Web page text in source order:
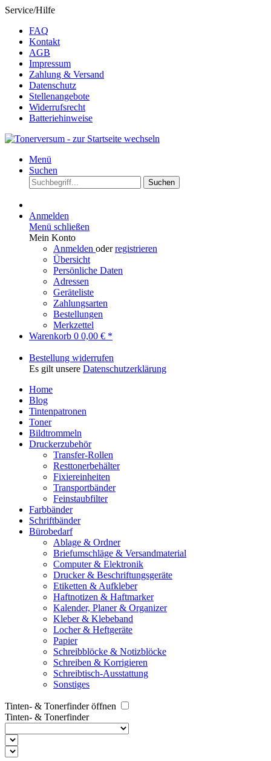
Service/Hilfe
FAQ
Kontakt
AGB
Impressum
Zahlung & Versand
Datenschutz
Stellenangebote
Widerrufsrecht
Batteriehinweise
Menü
Suchen
Suchen
Anmelden
Menü schließen
Mein Konto
Anmelden oderregistrieren
Übersicht
Persönliche Daten
Adressen
Geräteliste
Zahlungsarten
Bestellungen
Merkzettel
Warenkorb 0 0,00 € *
Bestellung widerrufen
Es gilt unsere Datenschutzerklärung
Home
Blog
Tintenpatronen
Toner
Bildtrommeln
Druckerzubehör
Transfer-Rollen
Resttonerbehälter
Fixiereinheiten
Transportbänder
Feinstaubfilter
Farbbänder
Schriftbänder
Bürobedarf
Ablage & Ordner
Briefumschläge & Versandmaterial
Computer & Elektronik
Drucker & Beschriftungsgeräte
Etiketten & Aufkleber
Haftnotizen & Haftmarker
Kalender, Planer & Organizer
Kleber & Klebeband
Locher & Heftgeräte
Papier
Schreibblöcke & Notizblöcke
Schreiben & Korrigieren
Schreibtisch-Ausstattung
Sonstiges
Tinten- & Tonerfinder öffnen
Tinten- & Tonerfinder